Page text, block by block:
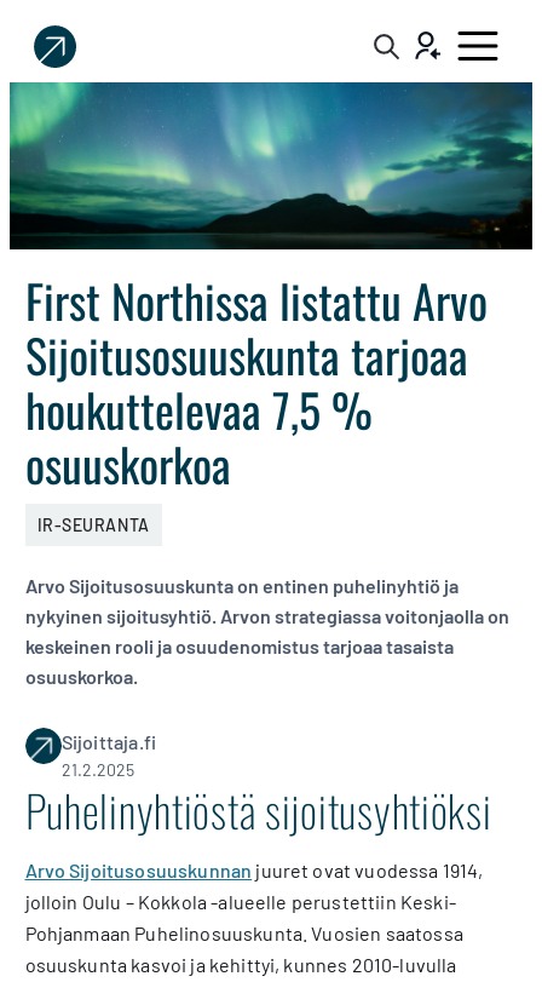
Sijoittaja.fi
Tee
parempia
sijoituspäätöksiä
First Northissa listattu Arvo
Sijoitusosuuskunta tarjoaa
houkuttelevaa 7,5 %
osuuskorkoa
IR-SEURANTA
Arvo Sijoitusosuuskunta on entinen puhelinyhtiö ja
nykyinen sijoitusyhtiö. Arvon strategiassa voitonjaolla on
keskeinen rooli ja osuudenomistus tarjoaa tasaista
osuuskorkoa.
Sijoittaja.fi
21.2.2025
Puhelinyhtiöstä sijoitusyhtiöksi
Arvo Sijoitusosuuskunnan juuret ovat vuodessa 1914,
jolloin Oulu – Kokkola -alueelle perustettiin Keski-
Pohjanmaan Puhelinosuuskunta. Vuosien saatossa
osuuskunta kasvoi ja kehittyi, kunnes 2010-luvulla